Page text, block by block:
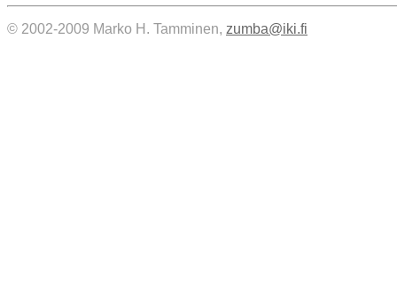
© 2002-2009 Marko H. Tamminen, zumba@iki.fi